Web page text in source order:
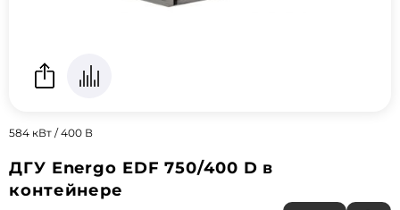
584 кВт / 400 В
ДГУ Energo EDF 750/400 D в
контейнере